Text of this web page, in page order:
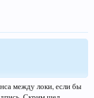
между локи, если бы